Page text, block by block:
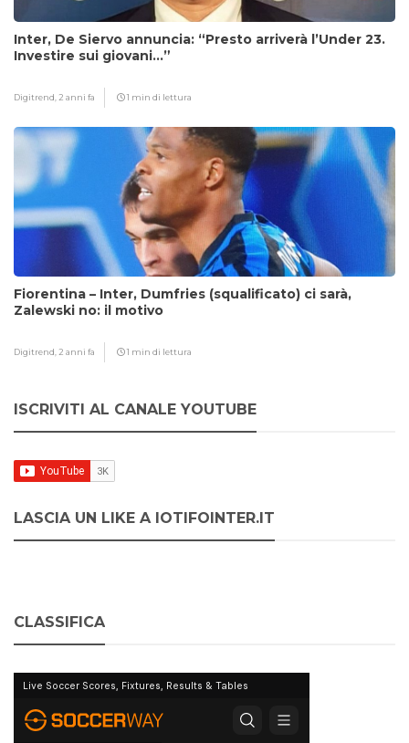
Inter, De Siervo annuncia: “Presto arriverà l’Under 23.
Investire sui giovani…”
Digitrend, 2 anni fa 1 min di lettura
Fiorentina – Inter, Dumfries (squalificato) ci sarà,
Zalewski no: il motivo
Digitrend, 2 anni fa 1 min di lettura
ISCRIVITI AL CANALE YOUTUBE
LASCIA UN LIKE A IOTIFOINTER.IT
CLASSIFICA